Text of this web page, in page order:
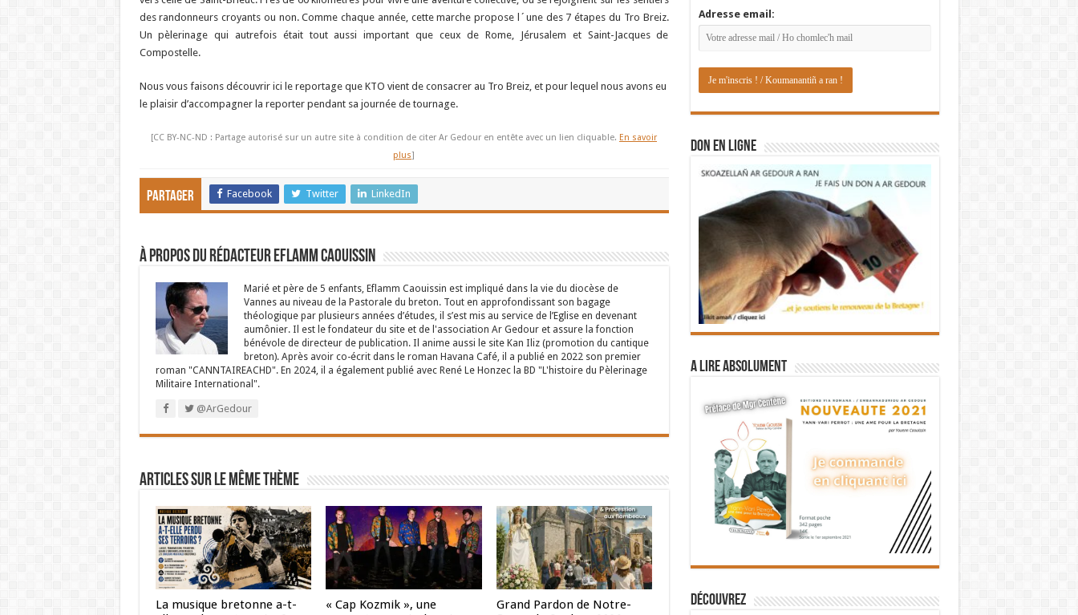
des randonneurs croyants ou non. Comme chaque année, cette marche propose l´une des 7 étapes du Tro Breiz.
Un pèlerinage qui autrefois était tout aussi important que ceux de Rome, Jérusalem et Saint-Jacques de
Compostelle.
Nous vous faisons découvrir ici le reportage que KTO vient de consacrer au Tro Breiz, et pour lequel nous avons eu
le plaisir d’accompagner la reporter pendant sa journée de tournage.
[CC BY-NC-ND : Partage autorisé sur un autre site à condition de citer Ar Gedour en entête avec un lien cliquable. En savoir
plus]
Partager Facebook Twitter LinkedIn
À propos du rédacteur Eflamm Caouissin
Marié et père de 5 enfants, Eflamm Caouissin est impliqué dans la vie du diocèse de
Vannes au niveau de la Pastorale du breton. Tout en approfondissant son bagage
théologique par plusieurs années d’études, il s’est mis au service de l’Eglise en devenant
aumônier. Il est le fondateur du site et de l'association Ar Gedour et assure la fonction
bénévole de directeur de publication. Il anime aussi le site Kan Iliz (promotion du cantique
breton). Après avoir co-écrit dans le roman Havana Café, il a publié en 2022 son premier
roman "CANNTAIREACHD". En 2024, il a également publié avec René Le Honzec la BD "L'histoire du Pèlerinage
Militaire International".
@ArGedour
Articles sur le même thème
La musique bretonne a-t-
« Cap Kozmik », une
Grand Pardon de Notre-
Adresse email:
DON EN LIGNE
A lire absolument
Découvrez